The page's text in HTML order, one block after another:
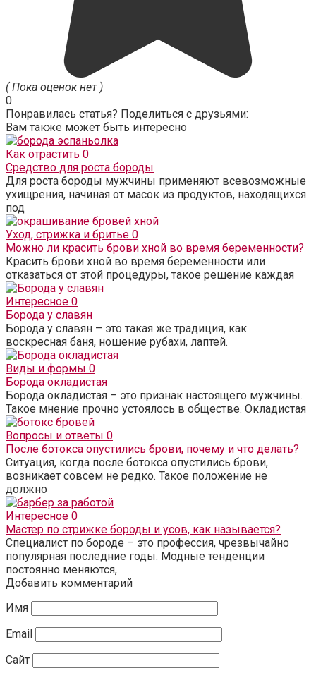
( Пока оценок нет )
0
Понравилась статья? Поделиться с друзьями:
Вам также может быть интересно
Как отрастить 0
Средство для роста бороды
Для роста бороды мужчины применяют всевозможные
ухищрения, начиная от масок из продуктов, находящихся
под
Уход, стрижка и бритье 0
Можно ли красить брови хной во время беременности?
Красить брови хной во время беременности или
отказаться от этой процедуры, такое решение каждая
Интересное 0
Борода у славян
Борода у славян – это такая же традиция, как
воскресная баня, ношение рубахи, лаптей.
Виды и формы 0
Борода окладистая
Борода окладистая – это признак настоящего мужчины.
Такое мнение прочно устоялось в обществе. Окладистая
Вопросы и ответы 0
После ботокса опустились брови, почему и что делать?
Ситуация, когда после ботокса опустились брови,
возникает совсем не редко. Такое положение не
должно
Интересное 0
Мастер по стрижке бороды и усов, как называется?
Специалист по бороде – это профессия, чрезвычайно
популярная последние годы. Модные тенденции
постоянно меняются,
Добавить комментарий
Имя
Email
Сайт